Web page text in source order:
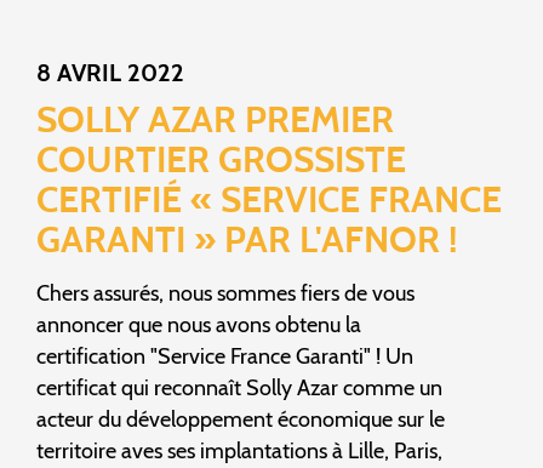
8 AVRIL 2022
SOLLY AZAR PREMIER
COURTIER GROSSISTE
CERTIFIÉ « SERVICE FRANCE
GARANTI » PAR L'AFNOR !
Chers assurés, nous sommes fiers de vous
annoncer que nous avons obtenu la
certification "Service France Garanti" ! Un
certificat qui reconnaît Solly Azar comme un
acteur du développement économique sur le
territoire aves ses implantations à Lille, Paris,